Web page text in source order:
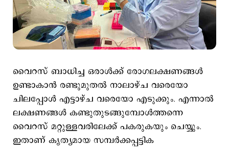
വൈറസ് ബാധിച്ച ഒരാള്‍ക്ക് രോഗലക്ഷണങ്ങള്‍
ഉണ്ടാകാന്‍ രണ്ടുമുതല്‍ നാലാഴ്ച വരെയോ
ചിലപ്പോള്‍ എട്ടാഴ്ച വരെയോ എടുക്കും. എന്നാല്‍
ലക്ഷണങ്ങള്‍ കണ്ടുതുടങ്ങുമ്പോള്‍ത്തന്നെ
വൈറസ് മറ്റുള്ളവരിലേക്ക് പകരുകയും ചെയ്യും.
ഇതാണ് കൃത്യമായ സമ്പര്‍ക്കപ്പട്ടിക